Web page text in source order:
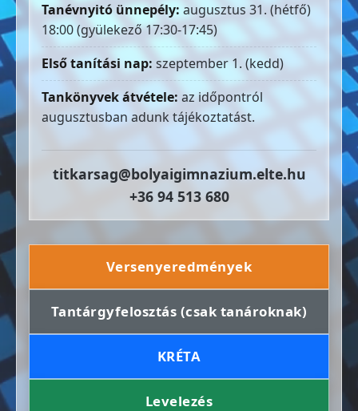
Tanévnyitó ünnepély: augusztus 31. (hétfő)
18:00 (gyülekező 17:30-17:45)
Első tanítási nap: szeptember 1. (kedd)
Tankönyvek átvétele: az időpontról
augusztusban adunk tájékoztatást.
titkarsag@bolyaigimnazium.elte.hu
+36 94 513 680
Versenyeredmények
Tantárgyfelosztás (csak tanároknak)
KRÉTA
Levelezés